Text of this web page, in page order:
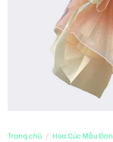
Trang chủ / Hoa Cúc Mẫu Đơn